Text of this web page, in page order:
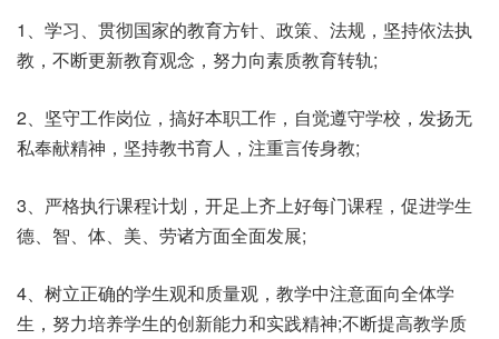
1、学习、贯彻国家的教育方针、政策、法规，坚持依法执
教，不断更新教育观念，努力向素质教育转轨;
2、坚守工作岗位，搞好本职工作，自觉遵守学校，发扬无
私奉献精神，坚持教书育人，注重言传身教;
3、严格执行课程计划，开足上齐上好每门课程，促进学生
德、智、体、美、劳诸方面全面发展;
4、树立正确的学生观和质量观，教学中注意面向全体学
生，努力培养学生的创新能力和实践精神;不断提高教学质